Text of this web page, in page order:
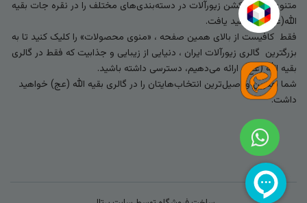
متنوع‌ترین کالکشن زیورآلات در دسته‌بندی‌های مختلف را در نقره جات بقیه
الله(عج) خواهید یافت.
فقط کافیست از بالای همین صفحه ، «منوی محصولات» را کلیک کنید تا به
بزرگترین گالری زیورآلات ایران ، دنیایی از زیبایی و جذابیت که فقط در گالری
بقیه الله (عج) ارائه می‌دهیم، دسترسی داشته باشید.
شما بهترین و اصیل‌ترین انتخاب‌هایتان را در گالری بقیه الله (عج) خواهید
داشت.